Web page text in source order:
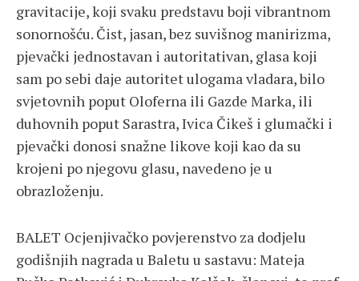
gravitacije, koji svaku predstavu boji vibrantnom
sonornošću. Čist, jasan, bez suvišnog manirizma,
pjevački jednostavan i autoritativan, glasa koji
sam po sebi daje autoritet ulogama vladara, bilo
svjetovnih poput Oloferna ili Gazde Marka, ili
duhovnih poput Sarastra, Ivica Čikeš i glumački i
pjevački donosi snažne likove koji kao da su
krojeni po njegovu glasu, navedeno je u
obrazloženju.
BALET Ocjenjivačko povjerenstvo za dodjelu
godišnjih nagrada u Baletu u sastavu: Mateja